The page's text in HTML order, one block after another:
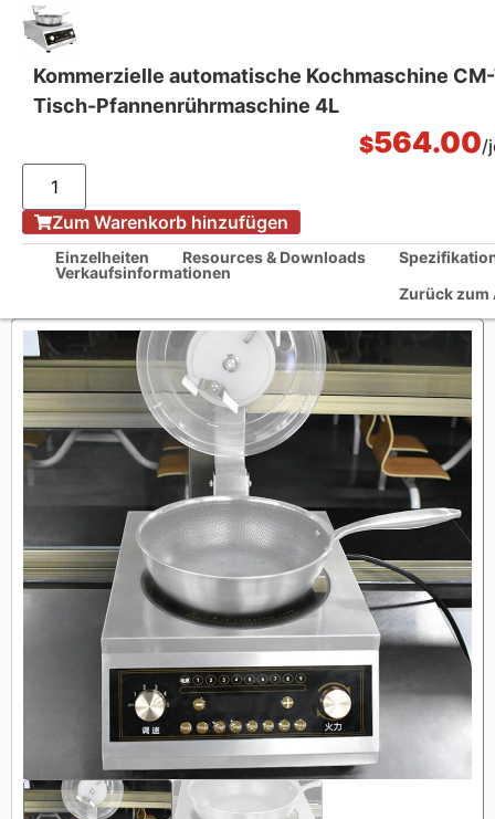
Home /
Kommerzielle automatische Kochmaschine CM-TBS30 Tisch-
Pfannenrührmaschine 4L
Kommerzielle automatische Kochmaschine
Tisch-Pfannenrührmaschine 4L
$564.00/
Zum Warenkorb hinzufügen
Einzelheiten Resources & Downloads
Verkaufsinformationen
Zurück zum